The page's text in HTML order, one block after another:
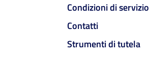
Condizioni di servizio
Contatti
Strumenti di tutela